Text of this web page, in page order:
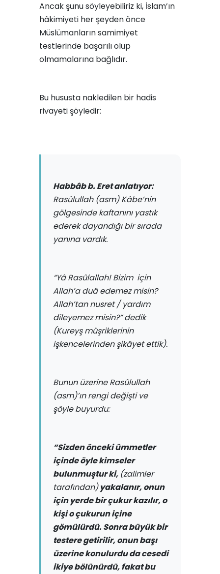
Ancak şunu söyleyebiliriz ki, İslam’ın
hâkimiyeti her şeyden önce
Müslümanların samimiyet
testlerinde başarılı olup
olmamalarına bağlıdır.
Bu hususta nakledilen bir hadis
rivayeti şöyledir:
Habbâb b. Eret anlatıyor:
Rasûlullah (asm) Kâbe’nin
gölgesinde kaftanını yastık
ederek dayandığı bir sırada
yanına vardık.
“Yâ Rasûlallah! Bizim için
Allah’a duâ edemez misin?
Allah’tan nusret / yardım
dileyemez misin?”dedik
(Kureyş müşriklerinin
işkencelerinden şikâyet ettik).
Bunun üzerine Rasûlullah
(asm)’ın rengi değişti ve
şöyle buyurdu:
“Sizden önceki ümmetler
içinde öyle kimseler
bulunmuştur ki, (zalimler
tarafından)yakalanır, onun
için yerde bir çukur kazılır, o
kişi o çukurun içine
gömülürdü. Sonra büyük bir
testere getirilir, onun başı
üzerine konulurdu da cesedi
ikiye bölünürdü, fakat bu